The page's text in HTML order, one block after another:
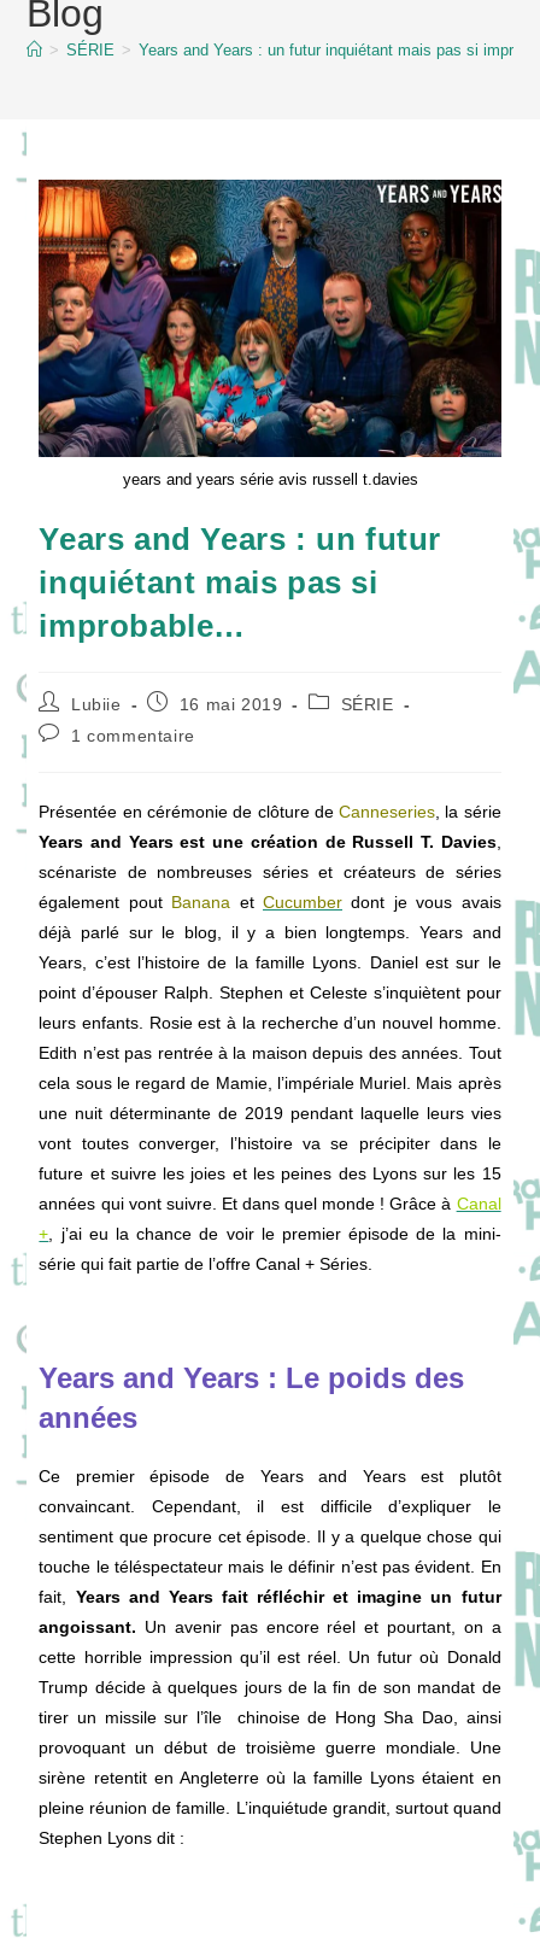
contentBlog
> SÉRIE > Years and Years : un futur inquiétant mais pas si
years and years série avis russell t.davies
Years and Years : un futur
inquiétant mais pas si
improbable…
Auteur/autrice
de
la
Lubiie
Publication
16 mai 2019
PostSÉRIE
Commentaires
1 commentaire
Présentée en cérémonie de clôture deCanneseries , la série
Years and Years est une création de Russell T. Davies,
scénariste de nombreuses séries et créateurs de séries
également pout Banana et Cucumber dont je vous avais
déjà parlé sur le blog, il y a bien longtemps. Years and
Years, c’est l’histoire de la famille Lyons. Daniel est sur le
point d’épouser Ralph. Stephen et Celeste s’inquiètent pour
leurs enfants. Rosie est à la recherche d’un nouvel homme.
Edith n’est pas rentrée à la maison depuis des années. Tout
cela sous le regard de Mamie, l’impériale Muriel. Mais après
une nuit déterminante de 2019 pendant laquelle leurs vies
vont toutes converger, l’histoire va se précipiter dans le
future et suivre les joies et les peines des Lyons sur les 15
années qui vont suivre. Et dans quel monde !Grâce à Canal
+ , j’ai eu la chance de voir le premier épisode de la mini-
série qui fait partie de l’offre Canal + Séries.
Years and Years : Le poids des
années
Ce premier épisode de Years and Years est plutôt
convaincant. Cependant, il est difficile d’expliquer le
sentiment que procure cet épisode. Il y a quelque chose qui
touche le téléspectateur mais le définir n’est pas évident. En
fait, Years and Years fait réfléchir et imagine un futur
angoissant. Un avenir pas encore réel et pourtant, on a
cette horrible impression qu’il est réel. Un futur où Donald
Trump décide à quelques jours de la fin de son mandat de
tirer un missile sur l’île chinoise de Hong Sha Dao, ainsi
provoquant un début de troisième guerre mondiale. Une
sirène retentit en Angleterre où la famille Lyons étaient en
pleine réunion de famille. L’inquiétude grandit, surtout quand
Stephen Lyons dit :